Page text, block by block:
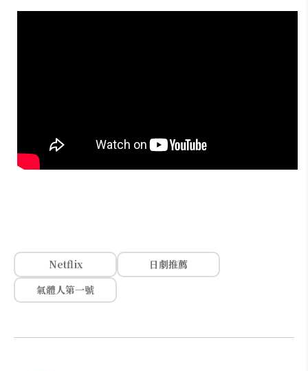
Netflix
日劇推薦
氣體人第一號